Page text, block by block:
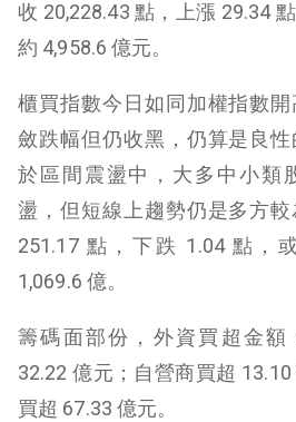
收 20,228.43點，上漲 29.34
約 4,958.6億元。
櫃買指數今日如同加權指數
斂跌幅但仍收黑，仍算是良
於區間震盪中，大多中小類
盪，但短線上趨勢仍是多方
251.17 點，下跌 1.04 點，
1,069.6 億。
籌碼面部份，外資買超金額
32.22 億元；自營商買超
買超 67.33 億元。